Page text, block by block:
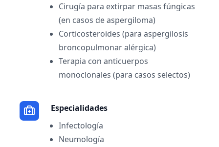
Cirugía para extirpar masas fúngicas
(en casos de aspergiloma)
Corticosteroides (para aspergilosis
broncopulmonar alérgica)
Terapia con anticuerpos
monoclonales (para casos selectos)
Especialidades
Infectología
Neumología